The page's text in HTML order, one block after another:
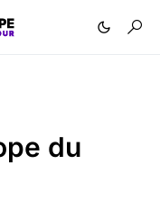
du